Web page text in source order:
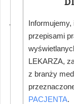
Piotr
jeszcze
Dariusz
integracja
przedstawicieli
dyskusje o
przepisami
LEKARZA,
z branży
PACJENTA.